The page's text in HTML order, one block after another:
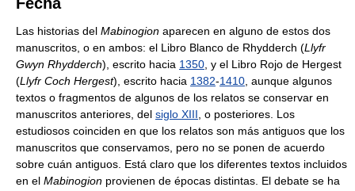
Las historias del Mabinogion aparecen en alguno de estos dos
manuscritos, o en ambos: el Libro Blanco de Rhydderch (Llyfr
Gwyn Rhydderch), escrito hacia 1350 , y el Libro Rojo de Hergest
(Llyfr Coch Hergest), escrito hacia 1382-1410 , aunque algunos
textos o fragmentos de algunos de los relatos se conservar en
manuscritos anteriores, del siglo XIII , o posteriores. Los
estudiosos coinciden en que los relatos son más antiguos que los
manuscritos que conservamos, pero no se ponen de acuerdo
sobre cuán antiguos. Está claro que los diferentes textos incluidos
en el Mabinogion provienen de épocas distintas. El debate se ha